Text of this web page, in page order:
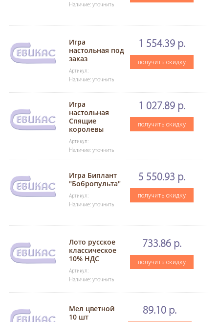
Наличие: уточнить
Игра
настольная под
заказ
Артикул:
Наличие: уточнить
1 554.39 р.
получить скидку
Игра
настольная
Спящие
королевы
Артикул:
Наличие: уточнить
1 027.89 р.
получить скидку
Игра Биплант
"Бобропульта"
Артикул:
Наличие: уточнить
5 550.93 р.
получить скидку
Лото русское
классическое
10% НДС
Артикул:
Наличие: уточнить
733.86 р.
получить скидку
Мел цветной
10 шт
89.10 р.